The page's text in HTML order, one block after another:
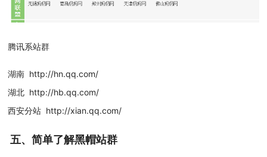
腾讯系站群
湖南 http://hn.qq.com/
湖北 http://hb.qq.com/
西安分站 http://xian.qq.com/
五、 简单了解黑帽站群